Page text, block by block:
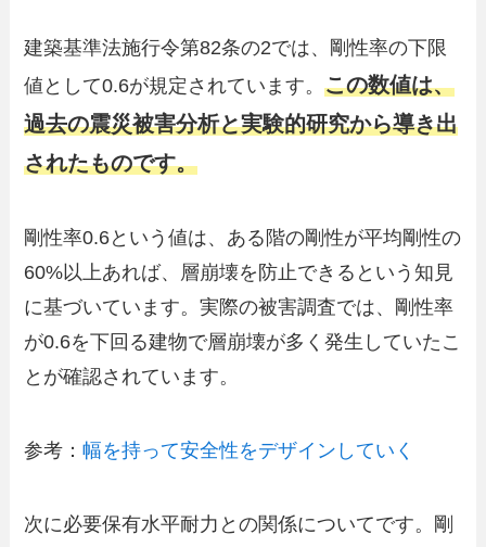
建築基準法施行令第82条の2では、剛性率の下限
値として0.6が規定されています。この数値は、
過去の震災被害分析と実験的研究から導き出
されたものです。
剛性率0.6という値は、ある階の剛性が平均剛性の
60%以上あれば、層崩壊を防止できるという知見
に基づいています。実際の被害調査では、剛性率
が0.6を下回る建物で層崩壊が多く発生していたこ
とが確認されています。
参考：幅を持って安全性をデザインしていく
次に必要保有水平耐力との関係についてです。剛